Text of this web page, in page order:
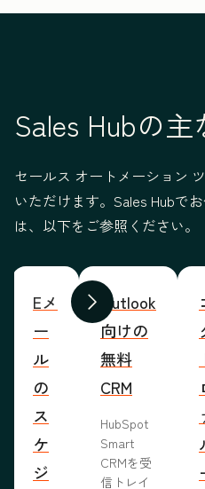
Sales Hubの主
セールス オートメーション
いただけます。Sales Hubで
は、以下をご参照ください。
前へ 次へ
Eメ
ー
ル
の
ス
ケ
ジ
Outlook
向けの
無料
CRM
HubSpot
Smart
CRMを受
信トレイ